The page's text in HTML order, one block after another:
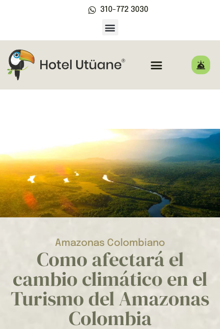
310-772 3030
Amazonas Colombiano
Como afectará el
cambio climático en el
Turismo del Amazonas
Colombia